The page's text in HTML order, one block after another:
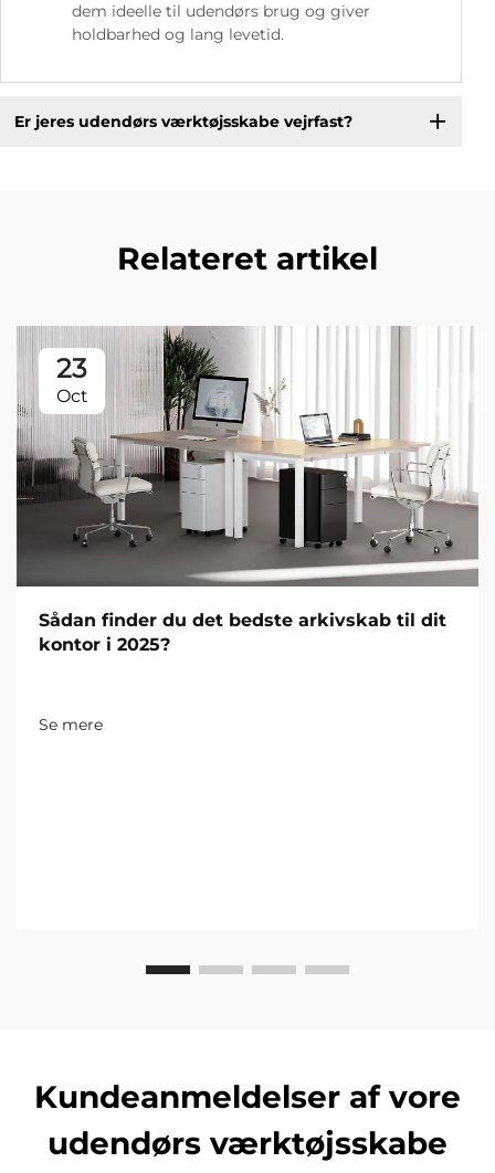
dem ideelle til udendørs brug og giver
holdbarhed og lang levetid.
Er jeres udendørs værktøjsskabe vejrfast?
Relateret artikel
23
Oct
Sådan finder du det bedste arkivskab til dit
kontor i 2025?
Se mere
Kundeanmeldelser af vore
udendørs værktøjsskabe